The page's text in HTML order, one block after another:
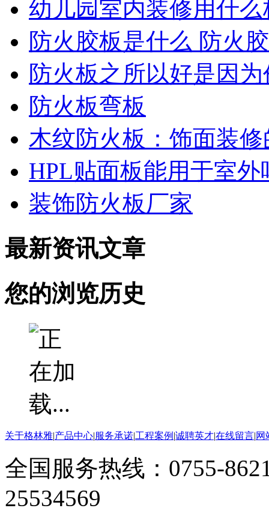
幼儿园室内装修用什
防火胶板是什么 防火
防火板之所以好是因
防火板弯板
木纹防火板：饰面装
HPL贴面板能用于室外
装饰防火板厂家
最新资讯文章
您的浏览历史
关于格林雅|产品中心|服务承诺|工程案例 |诚聘英才|在线留言|网
全国服务热线：0755-
25534569